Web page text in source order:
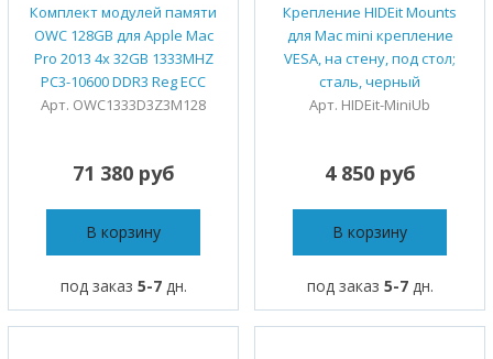
Комплект модулей памяти
OWC 128GB для Apple Mac
Pro 2013 4x 32GB 1333MHZ
PC3-10600 DDR3 Reg ECC
Арт. OWC1333D3Z3M128
71 380 руб
В корзину
под заказ 5-7дн.
Крепление HIDEit Mounts
для Mac mini крепление
VESA, на стену, под стол;
сталь, черный
Арт. HIDEit-MiniUb
4 850 руб
В корзину
под заказ 5-7дн.